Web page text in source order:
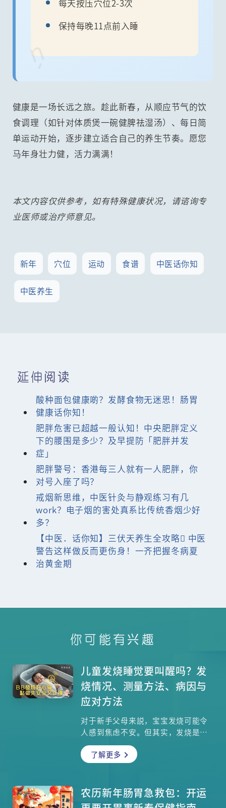
ú
每天按压穴位2-3次
保持每晚11点前入睡
健康是一场长远之旅。趁此新春，从顺应节气的饮
食调理（如针对体质煲一碗健脾祛湿汤）、每日简
单运动开始，逐步建立适合自己的养生节奏。愿您
马年身壮力健，活力满满！
本文内容仅供参考，如有特殊健康状况，请谘询专
业医师或治疗师意见。
新年 穴位 运动 食谱 中医话你知
中医养生
延伸阅读
酸种面包健康啲？发酵食物无迷思！肠胃
健康话你知！
肥胖危害已超越一般认知！中央肥胖定义
下的腰围是多少？及早提防「肥胖并发
症」
肥胖警号：香港每三人就有一人肥胖，你
对号入座了吗？
戒烟新思维，中医针灸与静观练习有几
work？电子烟的害处真系比传统香烟少好
多？
【中医．话你知】三伏天养生全攻略 中医
警告这样做反而更伤身！一齐把握冬病夏
治黄金期
你可能有兴趣
儿童发烧睡觉要叫醒吗？发
烧情况、测量方法、病因与
应对方法
对于新手父母来説，宝宝发烧可能令
人感到焦虑不安。但其实，发烧是儿
童常见的症状之一，通常是身体对感
染或其他健康问题的反应。了解发烧
情况时保持冷静，采取适当的处理措
施。本文将为爸爸妈妈们分享这些关
了解更多
农历新年肠胃急救包：开运